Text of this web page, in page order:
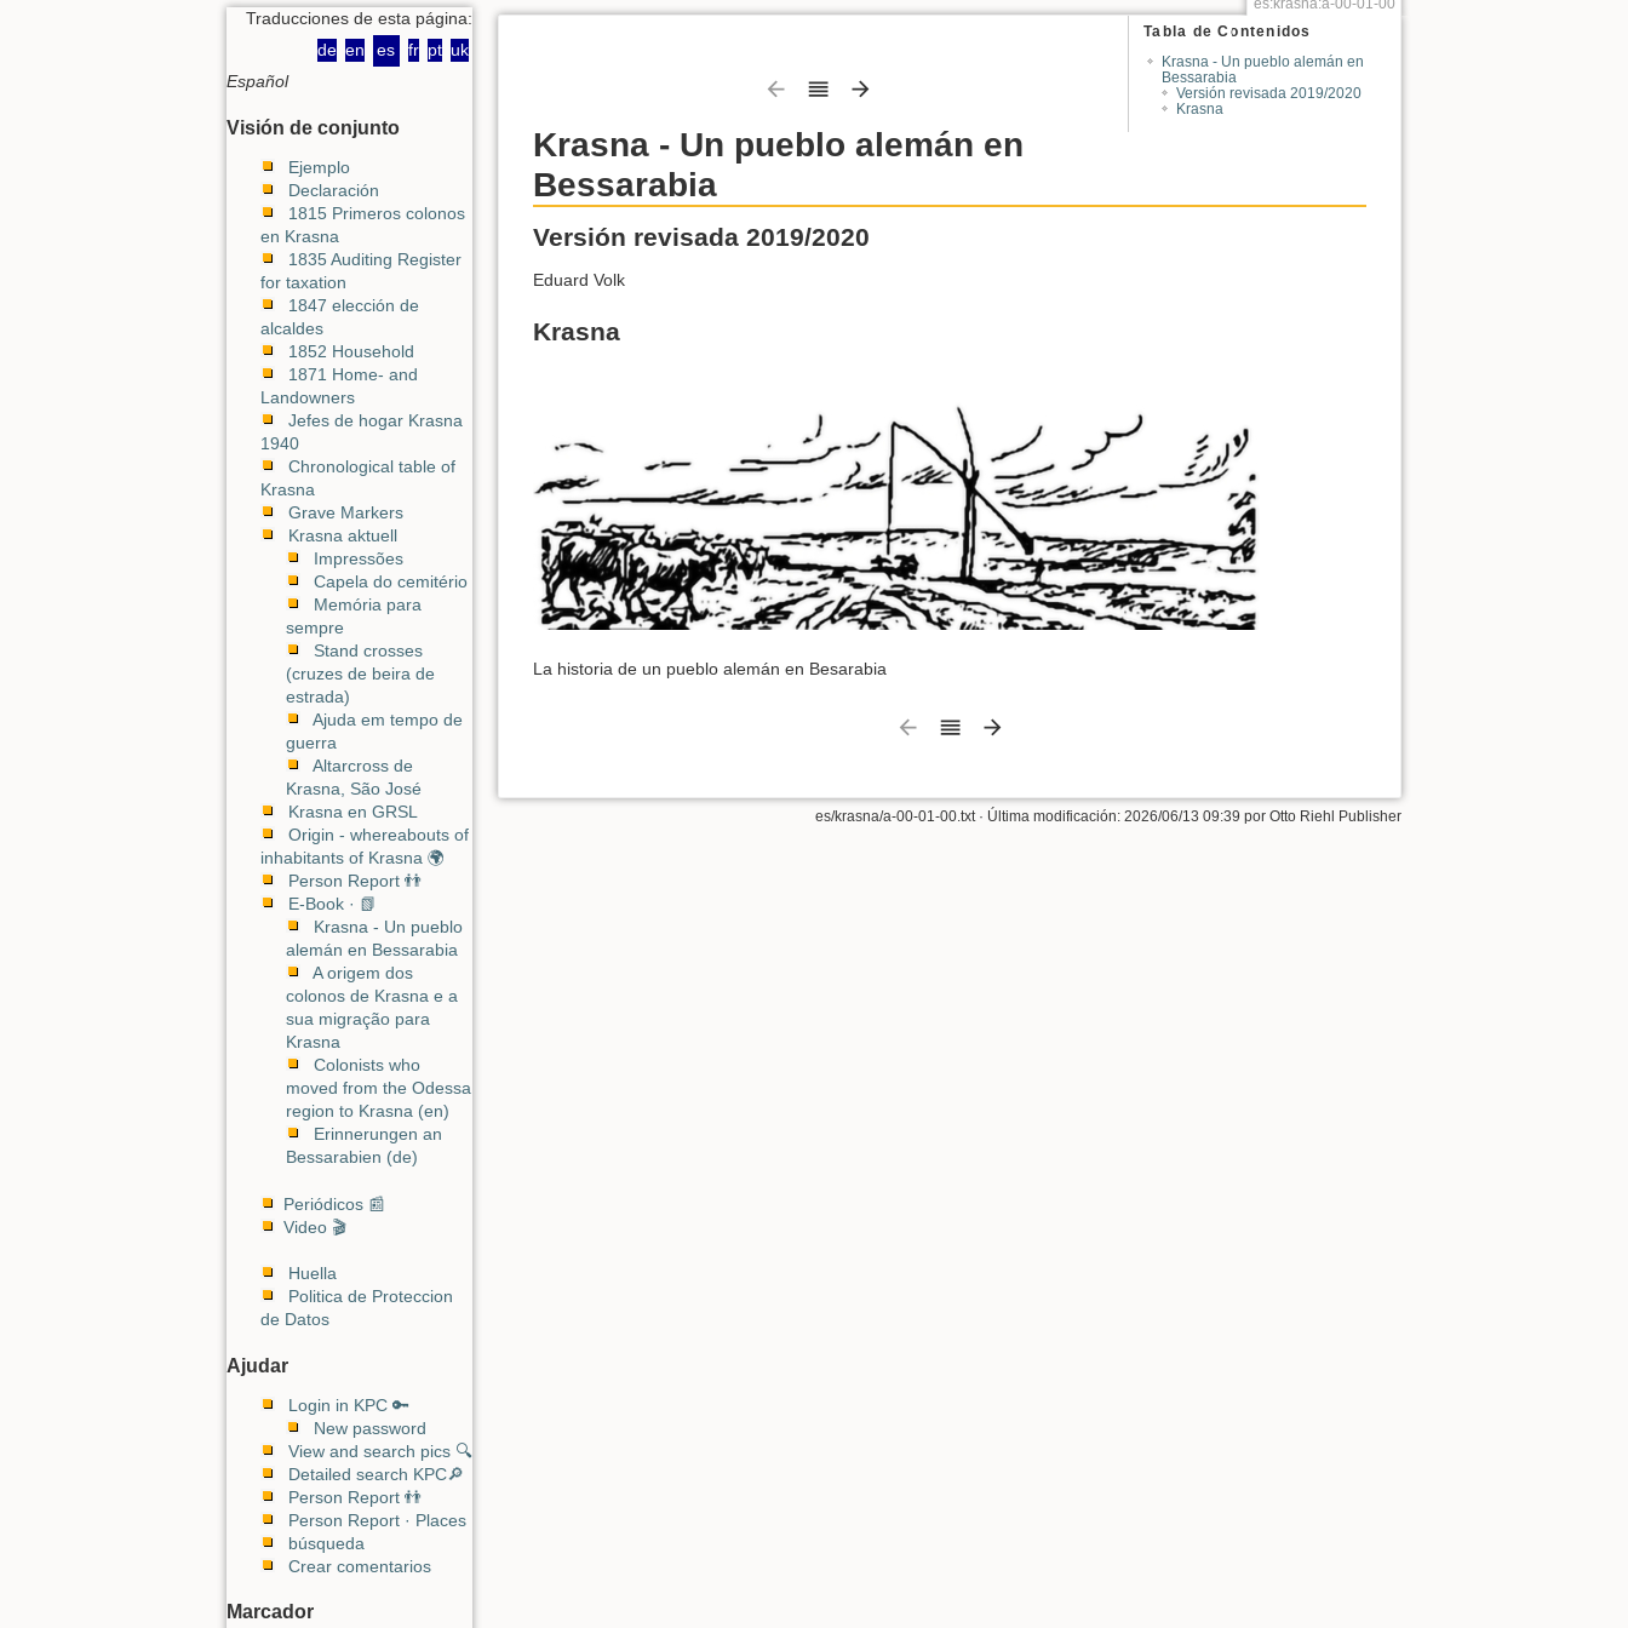
Traducciones de esta página:
de en es fr pt uk
Español
Visión de conjunto
Ejemplo
Declaración
1815 Primeros colonos
en Krasna
1835 Auditing Register
for taxation
1847 elección de
alcaldes
1852 Household
1871 Home- and
Landowners
Jefes de hogar Krasna
1940
Chronological table of
Krasna
Grave Markers
Krasna aktuell
Impressões
Capela do cemitério
Memória para
sempre
Stand crosses
(cruzes de beira de
estrada)
Ajuda em tempo de
guerra
Altarcross de
Krasna, São José
Krasna en GRSL
Origin - whereabouts of
inhabitants of Krasna 🌍
Person Report 👬
E-Book · 📗
Krasna - Un pueblo
alemán en Bessarabia
A origem dos
colonos de Krasna e a
sua migração para
Krasna
Colonists who
moved from the Odessa
region to Krasna (en)
Erinnerungen an
Bessarabien (de)
Periódicos 📰
Video 🎬
Huella
Politica de Proteccion
de Datos
Ajudar
Login in KPC 🔑
New password
View and search pics 🔍
Detailed search KPC🔎
Person Report 👬
Person Report · Places
búsqueda
Crear comentarios
Marcador
Tabla de Contenidos
Krasna - Un pueblo alemán en
Bessarabia
Versión revisada 2019/2020
Krasna
Krasna - Un pueblo alemán en
Bessarabia
Versión revisada 2019/2020
Eduard Volk
Krasna
La historia de un pueblo alemán en Besarabia
es/krasna/a-00-01-00.txt· Última modificación: 2026/06/13 09:39 por Otto Riehl Publisher